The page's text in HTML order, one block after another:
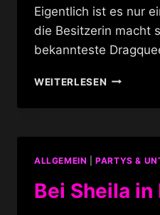
Eigentlich ist es nur
die Besitzerin macht
bekannteste
WEITERLESENBAR
ALLGEMEIN |PARTYS &
Bei Sheila in